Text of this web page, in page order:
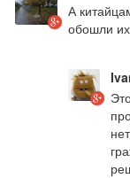
А
обошли